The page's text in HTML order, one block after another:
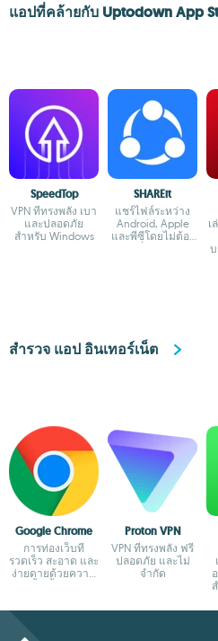
แอปที่คล้ายกับ Uptodown App
SpeedTop
VPN ที่ทรงพลัง เบา
และปลอดภัย
สำหรับ Windows
SHAREit
แชร์ไฟล์ระหว่าง
Android, Apple
และพีซีโดยไม่ต้อง
เ
สำรวจ แอป อินเทอร์เน็ต
Google Chrome
การท่องเว็บที่
รวดเร็ว สะอาด และ
ง่ายดายด้วยความ
Proton VPN
VPN ที่ทรงพลัง ฟรี
ปลอดภัย และไม่
จำกัด